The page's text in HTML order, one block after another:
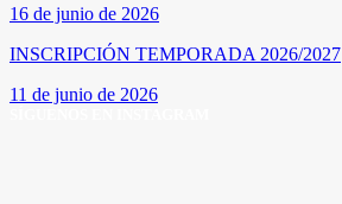
16 de junio de 2026
INSCRIPCIÓN TEMPORADA 2026/2027
11 de junio de 2026